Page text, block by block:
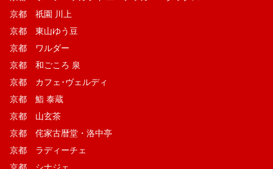
京都 祇園 川上
京都 東山ゆう豆
京都 ワルダー
京都 和ごころ 泉
京都 カフェ･ヴェルディ
京都 鮨 泰蔵
京都 山玄茶
京都 侘家古暦堂・洛中亭
京都 ラディーチェ
京都 シナジェ